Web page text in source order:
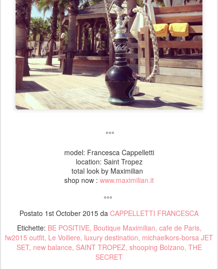
°°°
model: Francesca Cappelletti
location: Saint Tropez
total look by Maximilian
shop now : www.maximilian.it
°°°
Postato 1st October 2015 da CAPPELLETTI FRANCESCA
Etichette: BE POSITIVE Boutique Maximilian cafe de Paris
fw2015 outfit Le Voiliere luxury destination michaelkors-borsa JET
SET new balance SAINT TROPEZ shooping Bolzano THE
SECRET